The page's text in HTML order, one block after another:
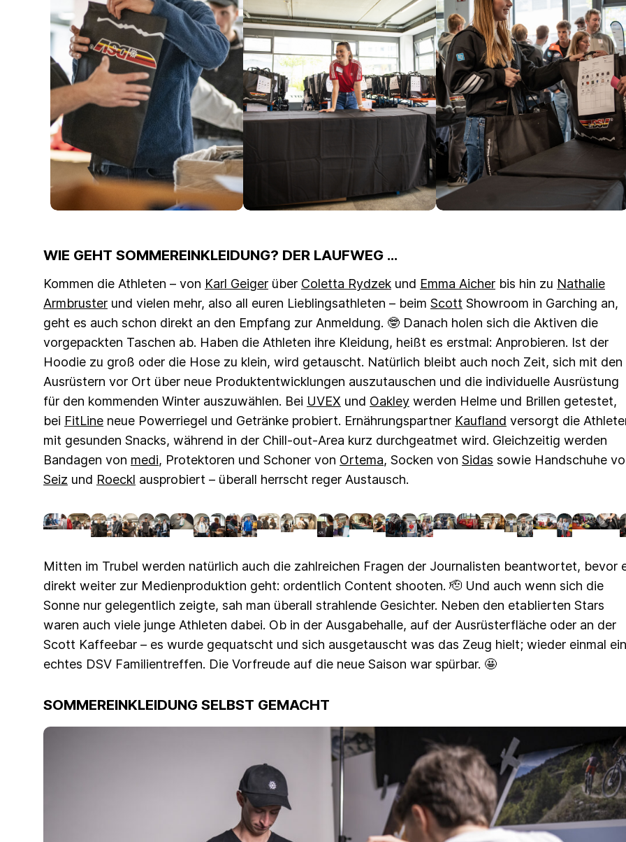
WIE GEHT SOMMEREINKLEIDUNG? DER LAUFWEG …
Kommen die Athleten – von Karl Geiger über Coletta Rydzek und Emma Aicher bis hin zu Nathalie
Armbruster und vielen mehr, also all euren Lieblingsathleten – beim Scott Showroom in Garching an,
geht es auch schon direkt an den Empfang zur Anmeldung. 🤓 Danach holen sich die Aktiven die
vorgepackten Taschen ab. Haben die Athleten ihre Kleidung, heißt es erstmal: Anprobieren. Ist der
Hoodie zu groß oder die Hose zu klein, wird getauscht. Natürlich bleibt auch noch Zeit, sich mit den
Ausrüstern vor Ort über neue Produktentwicklungen auszutauschen und die individuelle Ausrüstung
für den kommenden Winter auszuwählen. Bei UVEX und Oakley werden Helme und Brillen getestet,
bei FitLine neue Powerriegel und Getränke probiert. Ernährungspartner Kaufland versorgt die
mit gesunden Snacks, während in der Chill-out-Area kurz durchgeatmet wird. Gleichzeitig werden
Bandagen von medi, Protektoren und Schoner von Ortema, Socken von Sidas sowie Handschuhe
Seiz und Roeckl ausprobiert – überall herrscht reger Austausch.
Mitten im Trubel werden natürlich auch die zahlreichen Fragen der Journalisten beantwortet, bevor
direkt weiter zur Medienproduktion geht: ordentlich Content shooten. 🫡 Und auch wenn sich die
Sonne nur gelegentlich zeigte, sah man überall strahlende Gesichter. Neben den etablierten Stars
waren auch viele junge Athleten dabei. Ob in der Ausgabehalle, auf der Ausrüsterfläche oder an der
Scott Kaffeebar – es wurde gequatscht und sich ausgetauscht was das Zeug hielt; wieder einmal ein
echtes DSV Familientreffen. Die Vorfreude auf die neue Saison war spürbar. 🤩
SOMMEREINKLEIDUNG SELBST GEMACHT